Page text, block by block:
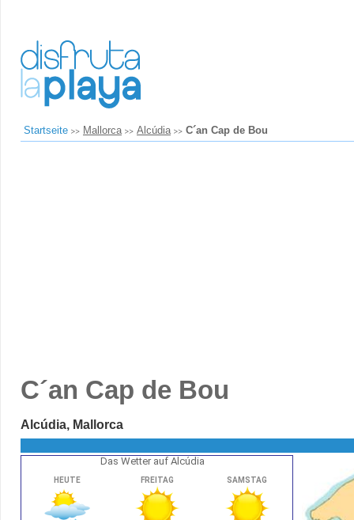
Startseite Mallorca Alcúdia C´an Cap de Bou
C´an Cap de Bou
Alcúdia, Mallorca
Das Wetter auf Alcúdia